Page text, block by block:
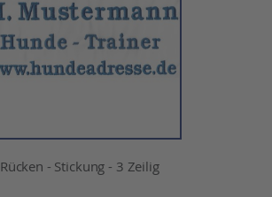
Rücken - Stickung - 3 Zeilig